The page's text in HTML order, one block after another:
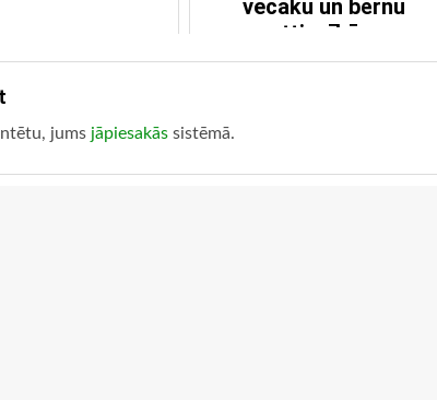
vecāku un bērnu
attiecībām
jums jāpiesakās sistēmā.